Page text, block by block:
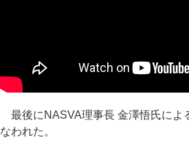
最後にNASVA理事長 金澤悟氏によ
なわれた。